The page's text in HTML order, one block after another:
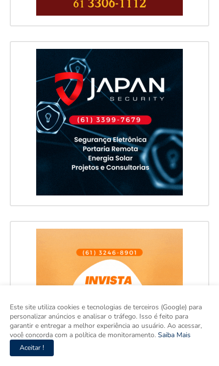
Este site utiliza cookies e tecnologias de terceiros (Google) para
personalizar anúncios e analisar o tráfego. Isso é feito para
garantir e entregar a melhor experiência ao usuário. Ao acessar,
você concorda com a política de monitoramento. Saiba Mais
Aceitar !